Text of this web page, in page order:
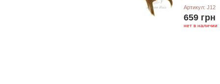
Артикул: J12
659 грн
нет в наличии